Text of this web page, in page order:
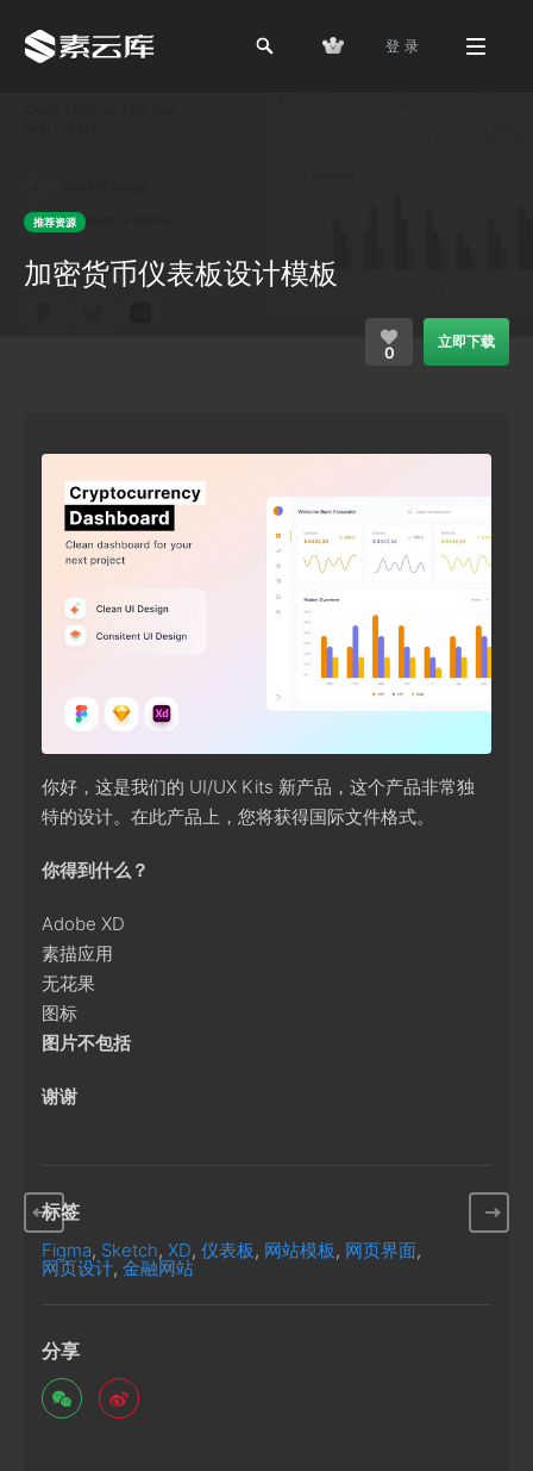
登 录
推荐资源
加密货币仪表板设计模板
0
立即下载
你好，这是我们的 UI/UX Kits 新产品，这个产品非常独
特的设计。在此产品上，您将获得国际文件格式。
你得到什么？
Adobe XD
素描应用
无花果
图标
图片不包括
谢谢
标签
Figma, Sketch, XD, 仪表板, 网站模板, 网页界面,
网页设计, 金融网站
分享